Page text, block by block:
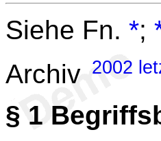
Siehe Fn. *;
Archiv 2002
§ 1